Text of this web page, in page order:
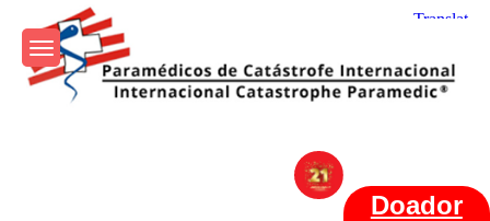
content
Internacional
Doador